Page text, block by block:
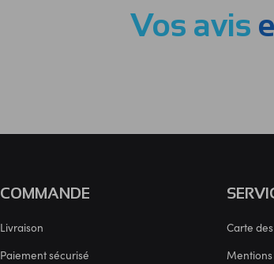
Vos avis
COMMANDE
Livraison
Paiement sécurisé
Carte